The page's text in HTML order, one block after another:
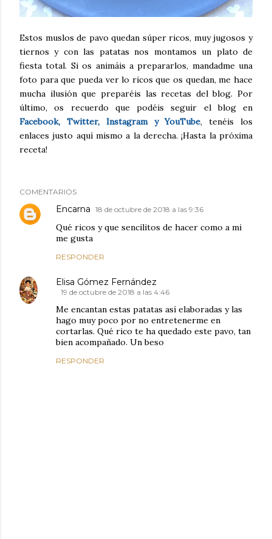
Estos muslos de pavo quedan súper ricos, muy jugosos y
tiernos y con las patatas nos montamos un plato de
fiesta total. Si os animáis a prepararlos, mandadme una
foto para que pueda ver lo ricos que os quedan, me hace
mucha ilusión que preparéis las recetas del blog. Por
último, os recuerdo que podéis seguir el blog en
Facebook, Twitter, Instagram y YouTube, tenéis los
enlaces justo aquí mismo a la derecha. ¡Hasta la próxima
receta!
COMENTARIOS
Encarna 18 de octubre de 2018 a las 9:36
Qué ricos y que sencilitos de hacer como a mi
me gusta
RESPONDER
Elisa Gómez Fernández
19 de octubre de 2018 a las 4:46
Me encantan estas patatas así elaboradas y las
hago muy poco por no entretenerme en
cortarlas. Qué rico te ha quedado este pavo, tan
bien acompañado. Un beso
RESPONDER